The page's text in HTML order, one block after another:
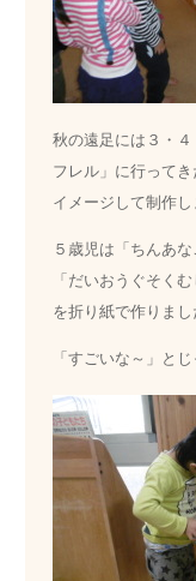
秋の遠足には３・
フレル」に行って
イメージして制作
５歳児は「ちんあ
「だいおうぐそく
を折り紙で作りまし
「すごいな～」と